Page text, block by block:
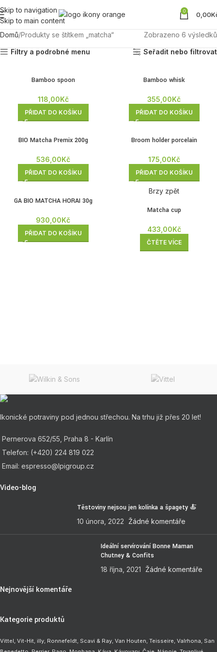
Skip to navigation
Skip to main content
0 0,00
Domů Produkty se štítkem „matcha“ Zobrazeno 6 výsledků
Filtry a podrobné menu Seřadit nebo filtrovat
Bamboo spoon
118,00Kč
PŘIDAT DO KOŠÍKU
Bamboo whisk
355,00Kč
PŘIDAT DO KOŠÍKU
BIO Matcha Premix 200g
536,00Kč
PŘIDAT DO KOŠÍKU
Broom holder porcelain
175,00Kč
PŘIDAT DO KOŠÍKU
GA BIO MATCHA HORAI 30g
930,00Kč
PŘIDAT DO KOŠÍKU
Brzy zpět
Matcha cup
433,00Kč
ČTĚTE VÍCE
Ikonické potraviny pod jednou střechou. Na trhu již přes 20 let!
Pernerova 652/55, Praha 8 - Karlín
Telefon: (+420) 224 819 022
Email: espresso@lpigroup.cz
Video-blog
Těstoviny nejsou jen kolínka a špagety 🍝
10 února, 2022 Žádné komentáře
Ideální servírování Bonne Maman
Chutney & Confits
18 října, 2021 Žádné komentáře
Nejnovější komentáře
Kategorie produktů
Vittel, Vit-Hit, illy, Ronnefeldt, Scavi & Ray, Van Houten, Teisseire, Valrhona, San